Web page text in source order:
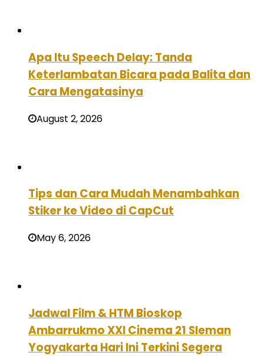
Apa Itu Speech Delay: Tanda
Keterlambatan Bicara pada Balita dan
Cara Mengatasinya
August 2, 2026
Tips dan Cara Mudah Menambahkan
Stiker ke Video di CapCut
May 6, 2026
Jadwal Film & HTM Bioskop
Ambarrukmo XXI Cinema 21 Sleman
Yogyakarta Hari Ini Terkini Segera